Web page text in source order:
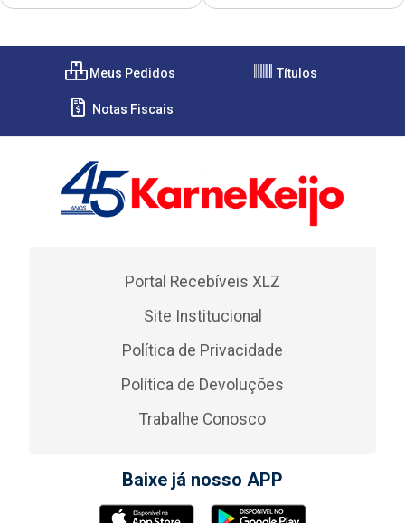
Meus Pedidos Títulos
Notas Fiscais
Portal Recebíveis XLZ
Site Institucional
Política de Privacidade
Política de Devoluções
Trabalhe Conosco
Baixe já nosso APP